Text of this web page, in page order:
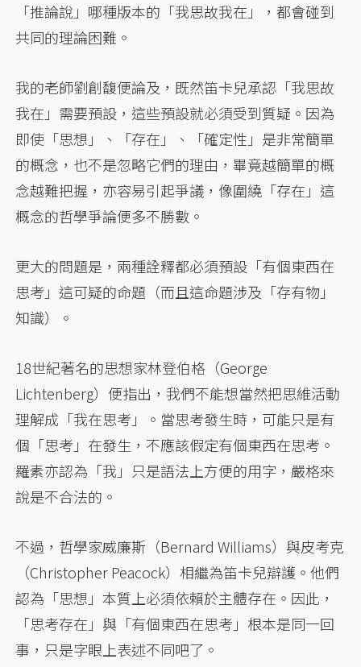
「推論說」哪種版本的「我思故我在」，都會碰到
共同的理論困難。
我的老師劉創馥便論及，既然笛卡兒承認「我思故
我在」需要預設，這些預設就必須受到質疑。因為
即使「思想」、「存在」、「確定性」是非常簡單
的概念，也不是忽略它們的理由，畢竟越簡單的概
念越難把握，亦容易引起爭議，像圍繞「存在」這
概念的哲學爭論便多不勝數。
更大的問題是，兩種詮釋都必須預設「有個東西在
思考」這可疑的命題（而且這命題涉及「存有物」
知識）。
18世紀著名的思想家林登伯格（George
Lichtenberg）便指出，我們不能想當然把思維活動
理解成「我在思考」。當思考發生時，可能只是有
個「思考」在發生，不應該假定有個東西在思考。
羅素亦認為「我」只是語法上方便的用字，嚴格來
說是不合法的。
不過，哲學家威廉斯（Bernard Williams）與皮考克
（Christopher Peacock）相繼為笛卡兒辯護。他們
認為「思想」本質上必須依賴於主體存在。因此，
「思考存在」與「有個東西在思考」根本是同一回
事，只是字眼上表述不同吧了。